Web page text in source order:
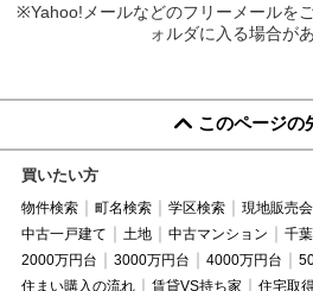
※Yahoo!メールなどのフリーメールを
ォルダに入る場合が
このページの
買いたい方
物件検索 町名検索 学区検索 現地販売会
中古一戸建て
土地 中古マンション 千
2000万円台
3000万円台 4000万円台
住まい購入の流れ
賃貸VS持ち家
住宅取